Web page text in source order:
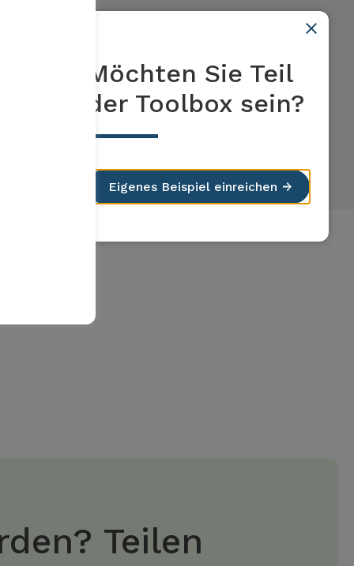
Möchten Sie Teil
der Toolbox sein?
Eigenes Beispiel einreichen
Teilen